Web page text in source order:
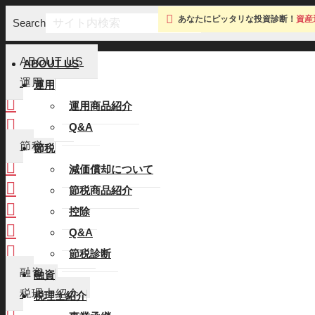
Search
ABOUT US
運用
運用商品紹介
Q&A
節税
減価償却について
節税商品紹介
控除
Q&A
節税診断
融資
税理士紹介
あなたにピッタリな投資診断！資産
ABOUT US
運用
運用商品紹介
Q&A
節税
減価償却について
節税商品紹介
控除
Q&A
節税診断
融資
税理士紹介